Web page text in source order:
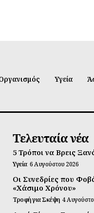
Υγεία
Τελευταία νέα
5 Τρόποι να Βρεις
Υγεία 6 Αυγούστου 2026
Οι Συνεδρίες που
«Χάσιμο Χρόνου»
Τροφή για Σκέψη 4